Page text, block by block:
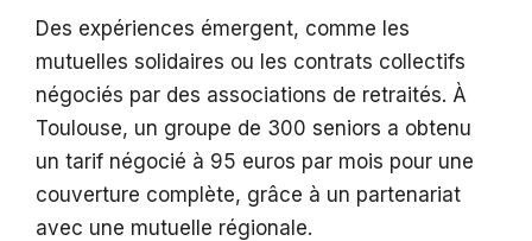
Des expériences émergent, comme les
mutuelles solidaires ou les contrats collectifs
négociés par des associations de retraités. À
Toulouse, un groupe de 300 seniors a obtenu
un tarif négocié à 95 euros par mois pour une
couverture complète, grâce à un partenariat
avec une mutuelle régionale.